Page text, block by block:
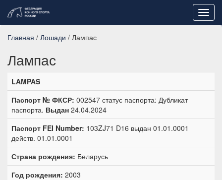
Главная / Лошади / Лампас
Лампас
LAMPAS
Паспорт № ФКСР: 002547 статус паспорта: Дубликат
паспорта. Выдан 24.04.2024
Паспорт FEI Number: 103ZJ71 D16 выдан 01.01.0001
действ. 01.01.0001
Страна рождения: Беларусь
Год рождения: 2003